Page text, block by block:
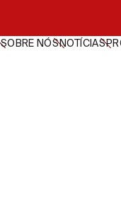
SOBRE NÓSNOTÍCIAS